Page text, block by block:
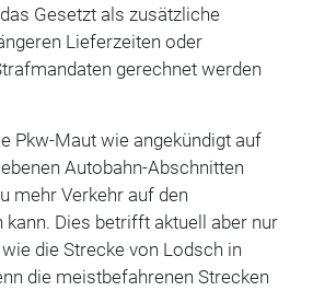
Gesetzt als zusätzliche
Lieferzeiten oder
gerechnet werden
Pkw-Maut wie angekündigt auf
Autobahn-Abschnitten
mehr Verkehr auf den
kann. Dies betrifft aktuell aber nur
die Strecke von Lodsch in
die meistbefahrenen Strecken